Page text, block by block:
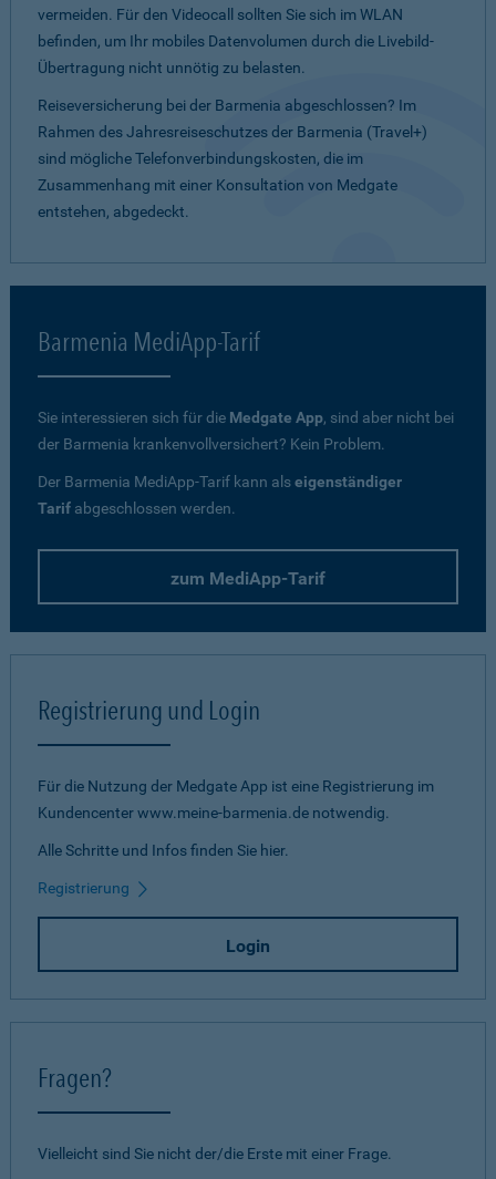
vermeiden. Für den Videocall sollten Sie sich im WLAN
befinden, um Ihr mobiles Datenvolumen durch die Livebild-
Übertragung nicht unnötig zu belasten.
Reiseversicherung bei der Barmenia abgeschlossen? Im
Rahmen des Jahresreiseschutzes der Barmenia (Travel+)
sind mögliche Telefonverbindungskosten, die im
Zusammenhang mit einer Konsultation von Medgate
entstehen, abgedeckt.
Barmenia MediApp-Tarif
Sie interessieren sich für die Medgate App, sind aber nicht bei
der Barmenia krankenvollversichert? Kein Problem.
Der Barmenia MediApp-Tarif kann alseigenständiger
Tarif abgeschlossen werden.
zum MediApp-Tarif
Registrierung und Login
Für die Nutzung der Medgate App ist eine Registrierung im
Kundencenter www.meine-barmenia.de notwendig.
Alle Schritte und Infos finden Sie hier.
Registrierung
Login
Fragen?
Vielleicht sind Sie nicht der/die Erste mit einer Frage.